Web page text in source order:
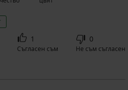
1
Съгласен съм
0
Не съм съгласен